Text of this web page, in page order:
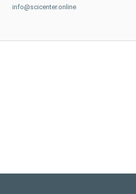
info@scicenter.online